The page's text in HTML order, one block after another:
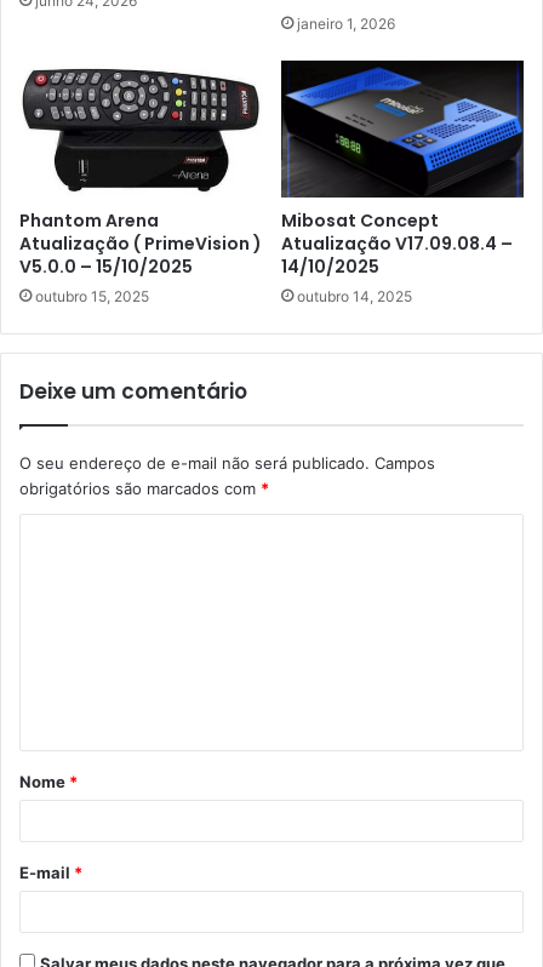
janeiro 1, 2026
Phantom Arena
Atualização ( PrimeVision )
V5.0.0 – 15/10/2025
outubro 15, 2025
Mibosat Concept
Atualização V17.09.08.4 –
14/10/2025
outubro 14, 2025
Deixe um comentário
O seu endereço de e-mail não será publicado. Campos
obrigatórios são marcados com *
á
r
*
Nome *
E-mail *